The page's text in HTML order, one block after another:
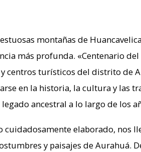
montañas de
más profunda. «Centenario
centros turísticos del distrito de
en la historia, la cultura y las
ancestral a lo largo de los
cuidadosamente elaborado, nos
y paisajes de Aurahuá.